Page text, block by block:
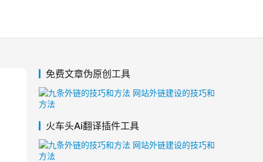
免费文章伪原创工具
火车头Ai翻译插件工具